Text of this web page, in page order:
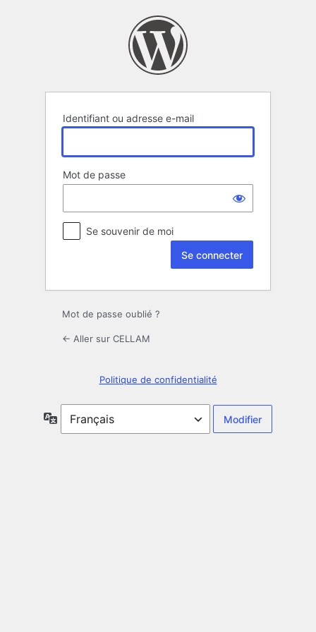
Identifiant ou adresse e-mail
Mot de passe
Se souvenir de moi
Mot de passe oublié ?
← Aller sur CELLAM
Politique de confidentialité
Langue